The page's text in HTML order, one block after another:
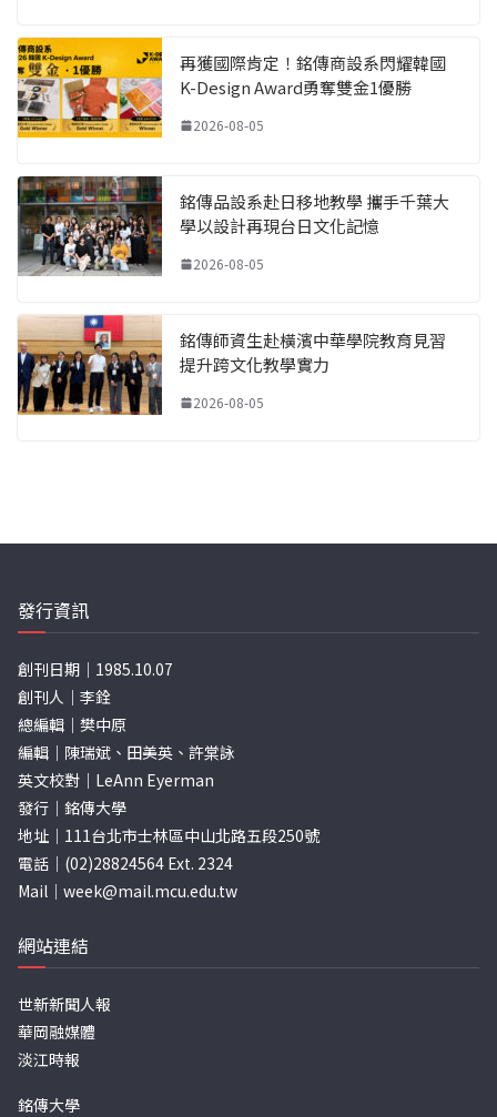
再獲國際肯定！銘傳商設系閃耀韓國
K-Design Award勇奪雙金1優勝
2026-08-05
銘傳品設系赴日移地教學 攜手千葉大
學以設計再現台日文化記憶
2026-08-05
銘傳師資生赴橫濱中華學院教育見習
提升跨文化教學實力
2026-08-05
發行資訊
創刊日期｜1985.10.07
創刊人｜李銓
總編輯｜樊中原
編輯｜陳瑞斌、田美英、許棠詠
英文校對｜LeAnn Eyerman
發行｜銘傳大學
地址｜111台北市士林區中山北路五段250號
電話｜(02)28824564 Ext. 2324
Mail｜ week@mail.mcu.edu.tw
網站連結
世新新聞人報
華岡融媒體
淡江時報
銘傳大學